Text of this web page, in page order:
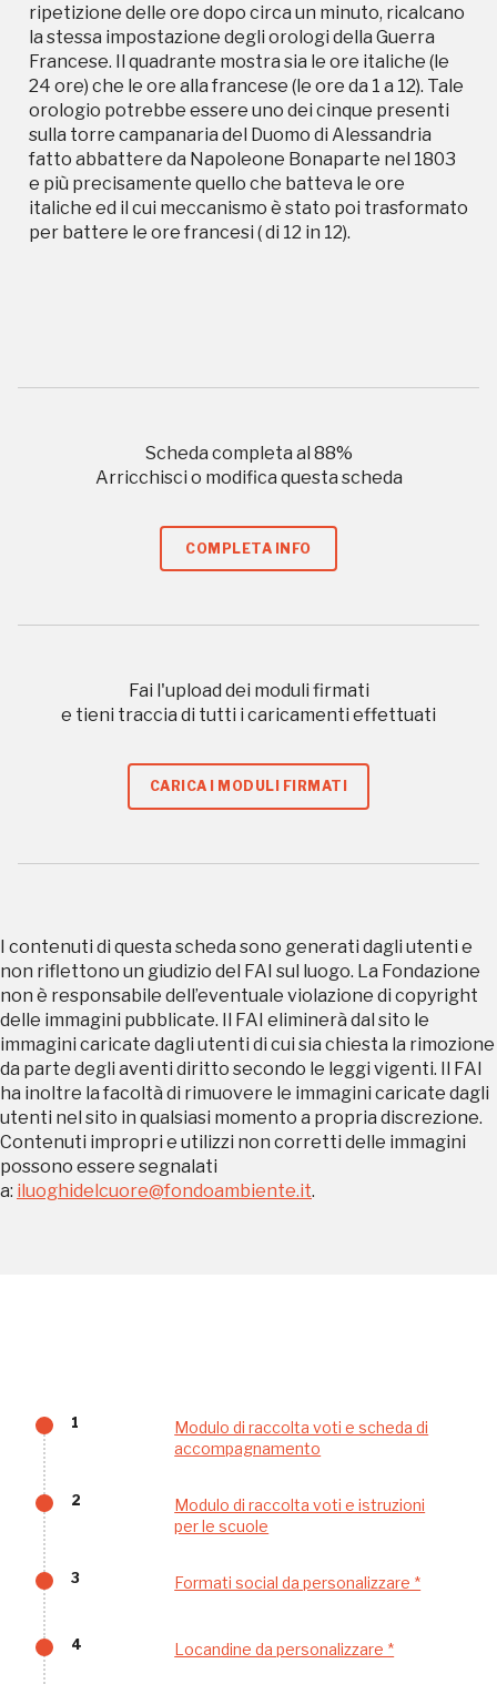
ripetizione delle ore dopo circa un minuto, ricalcano
la stessa impostazione degli orologi della Guerra
Francese. Il quadrante mostra sia le ore italiche (le
24 ore) che le ore alla francese (le ore da 1 a 12). Tale
orologio potrebbe essere uno dei cinque presenti
sulla torre campanaria del Duomo di Alessandria
fatto abbattere da Napoleone Bonaparte nel 1803
e più precisamente quello che batteva le ore
italiche ed il cui meccanismo è stato poi trasformato
per battere le ore francesi ( di 12 in 12).
Scheda completa al 88%
Arricchisci o modifica questa scheda
COMPLETA INFO
Fai l'upload dei moduli firmati
e tieni traccia di tutti i caricamenti effettuati
CARICA I MODULI FIRMATI
I contenuti di questa scheda sono generati dagli utenti e
non riflettono un giudizio del FAI sul luogo. La Fondazione
non è responsabile dell’eventuale violazione di copyright
delle immagini pubblicate. Il FAI eliminerà dal sito le
immagini caricate dagli utenti di cui sia chiesta la rimozione
da parte degli aventi diritto secondo le leggi vigenti. Il FAI
ha inoltre la facoltà di rimuovere le immagini caricate dagli
utenti nel sito in qualsiasi momento a propria discrezione.
Contenuti impropri e utilizzi non corretti delle immagini
possono essere segnalati
a: iluoghidelcuore@fondoambiente.it.
1
Modulo di raccolta voti e scheda di
accompagnamento
2
Modulo di raccolta voti e istruzioni
per le scuole
3 Formati social da personalizzare *
4 Locandine da personalizzare *
Storico campagne in questo
luogo
Registrati alla newsletter
Accedi alle informazioni per te più interessanti,
a quelle inerenti i luoghi più vicini e gli eventi
REGISTRATI
Regalati 365 giorni di arte e cultura nell'Italia
più bella, risparmiando.
ISCRIVITI AL FAI
Scopri tutte le opportunità riservate agli iscritti
Gratis Milano
Tutto questo non